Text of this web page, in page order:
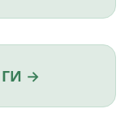
ГИ →